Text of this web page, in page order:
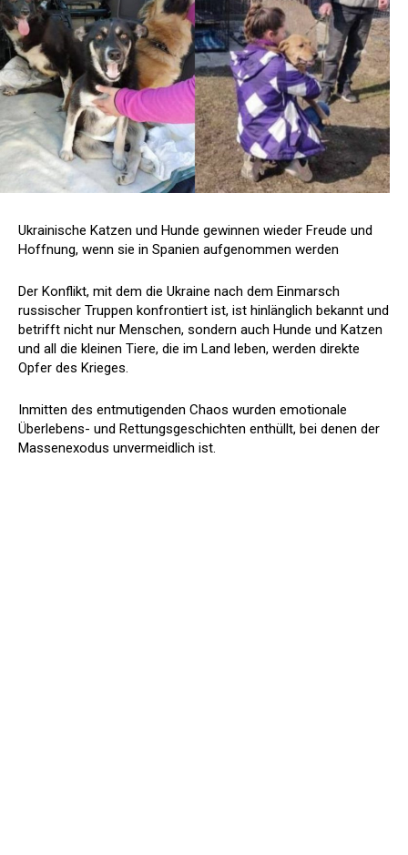
Ukrainische Katzen und Hunde gewinnen wieder Freude und
Hoffnung, wenn sie in Spanien aufgenommen werden
Der Konflikt, mit dem die Ukraine nach dem Einmarsch
russischer Truppen konfrontiert ist, ist hinlänglich bekannt und
betrifft nicht nur Menschen, sondern auch Hunde und Katzen
und all die kleinen Tiere, die im Land leben, werden direkte
Opfer des Krieges.
Inmitten des entmutigenden Chaos wurden emotionale
Überlebens- und Rettungsgeschichten enthüllt, bei denen der
Massenexodus unvermeidlich ist.